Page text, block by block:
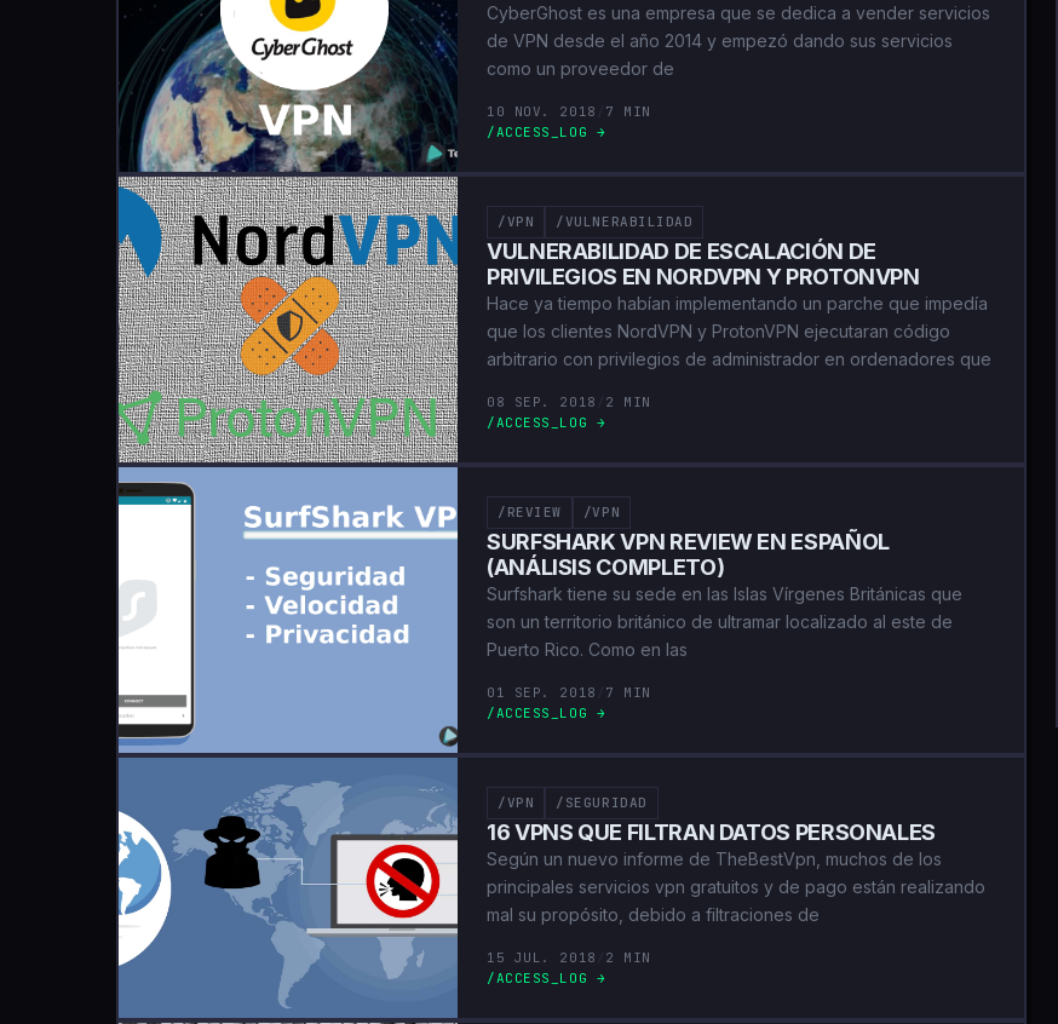
CyberGhost es una empresa que se dedica a vender servicios
de VPN desde el año 2014 y empezó dando sus servicios
como un proveedor de
10 NOV. 2018
7 MIN
/ACCESS_LOG →
/VPN /VULNERABILIDAD
VULNERABILIDAD DE ESCALACIÓN DE
PRIVILEGIOS EN NORDVPN Y PROTONVPN
Hace ya tiempo habían implementando un parche que impedía
que los clientes NordVPN y ProtonVPN ejecutaran código
arbitrario con privilegios de administrador en ordenadores que
08 SEP. 2018
2 MIN
/ACCESS_LOG →
/REVIEW /VPN
SURFSHARK VPN REVIEW EN ESPAÑOL
(ANÁLISIS COMPLETO)
Surfshark tiene su sede en las Islas Vírgenes Británicas que
son un territorio británico de ultramar localizado al este de
Puerto Rico. Como en las
01 SEP. 2018
7 MIN
/ACCESS_LOG →
/VPN /SEGURIDAD
16 VPNS QUE FILTRAN DATOS PERSONALES
Según un nuevo informe de TheBestVpn, muchos de los
principales servicios vpn gratuitos y de pago están realizando
mal su propósito, debido a filtraciones de
15 JUL. 2018
2 MIN
/ACCESS_LOG →